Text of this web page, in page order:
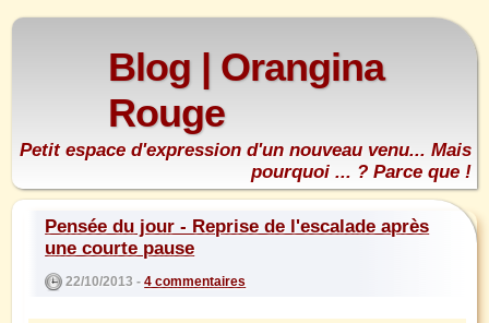
Blog | Orangina
Rouge
Petit espace d'expression d'un nouveau venu... Mais
pourquoi ... ? Parce que !
Pensée du jour - Reprise de l'escalade après
une courte pause
22/10/2013 -4 commentaires